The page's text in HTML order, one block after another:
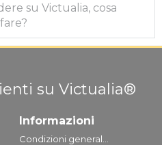
su Victualia, cosa
su Victualia®
Informazioni
Condizioni general...